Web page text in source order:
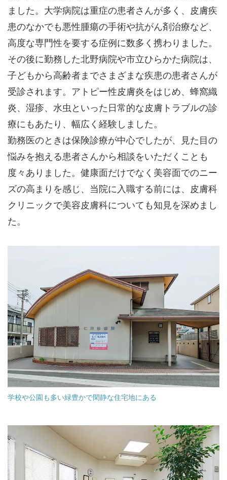
ました。大学病院は重症の患者さんが多く、皮膚疾
患のなかでも悪性腫瘍の手術や抗がん剤治療など、
高度な専門性を要する症例に数多く携わりました。
その後に勤務した北野病院や市立ひらかた病院は、
子どもから高齢者までさまざまな疾患の患者さんが
受診されます。アトピー性皮膚炎をはじめ、蜂窩織
炎、湿疹、水虫といった日常的な皮膚トラブルの診
療にもあたり、幅広く経験しました。
勤務医のときは保険診療が中心でしたが、見た目の
悩みを抱える患者さんから相談をいただくことも
度々ありました。健康面だけでなく美容面でのニー
ズの高まりを感じ、当院に入職する前には、皮膚科
クリニックで美容皮膚科についても知見を深めまし
た。
学校や公園も多い緑豊かで閑静な住宅地にある